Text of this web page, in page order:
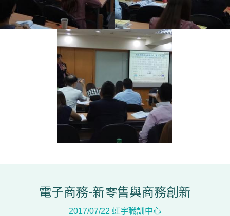
電子商務-新零售與商務創新
2017/07/22 虹宇職訓中心